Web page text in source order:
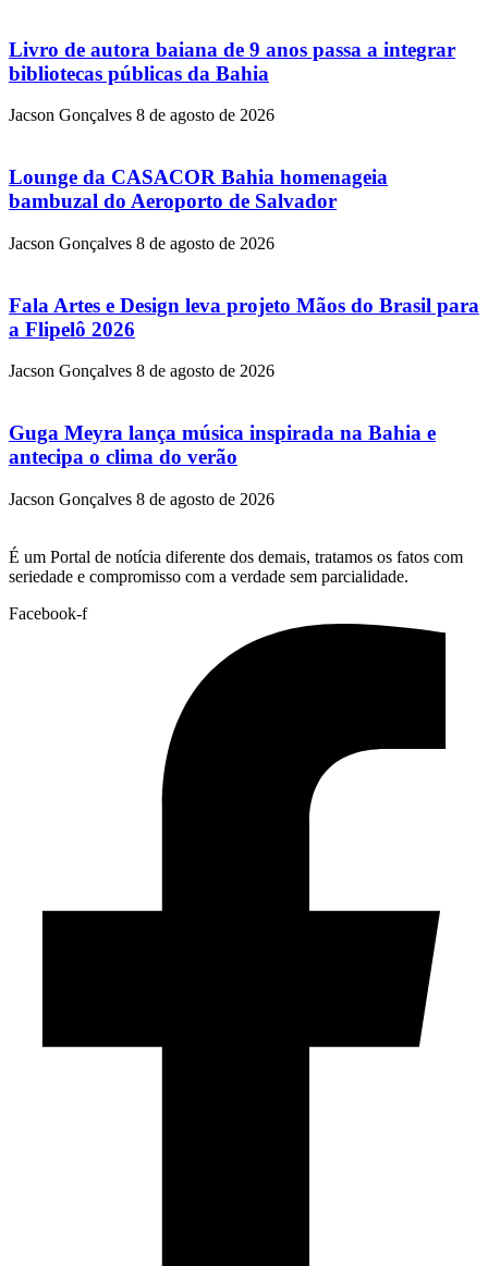
Livro de autora baiana de 9 anos passa a integrar
bibliotecas públicas da Bahia
Jacson Gonçalves 8 de agosto de 2026
Lounge da CASACOR Bahia homenageia
bambuzal do Aeroporto de Salvador
Jacson Gonçalves 8 de agosto de 2026
Fala Artes e Design leva projeto Mãos do Brasil para
a Flipelô 2026
Jacson Gonçalves 8 de agosto de 2026
Guga Meyra lança música inspirada na Bahia e
antecipa o clima do verão
Jacson Gonçalves 8 de agosto de 2026
É um Portal de notícia diferente dos demais, tratamos os fatos com
seriedade e compromisso com a verdade sem parcialidade.
Facebook-f